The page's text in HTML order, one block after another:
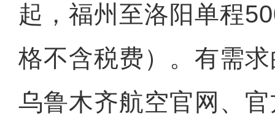
起，福州至洛阳单程
格不含税费）。有需
乌鲁木齐航空官网、